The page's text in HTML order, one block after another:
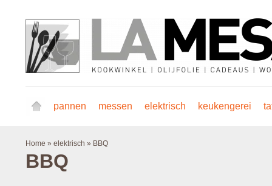
pannen messen elektrisch keukengerei
Home » elektrisch » BBQ
BBQ